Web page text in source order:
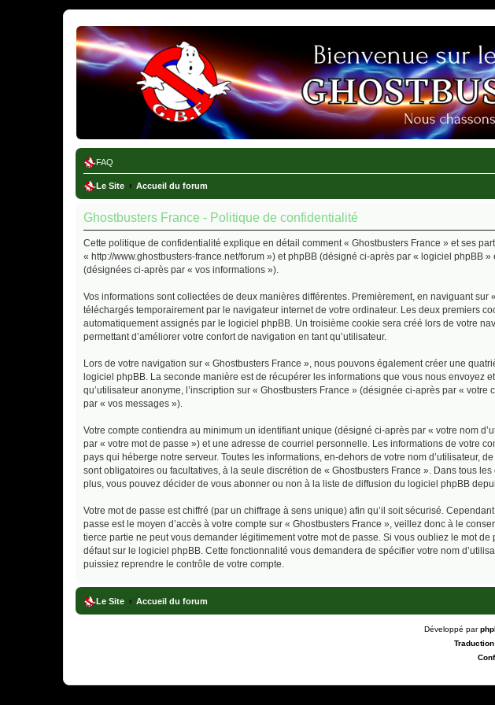
Ghostbusters France
FAQ
Le Site Accueil du forum
Ghostbusters France - Politique de confidentialité
Cette politique de confidentialité explique en détail comment « Ghostbusters France » et ses
« http://www.ghostbusters-france.net/forum ») et phpBB (désigné ci-après par « logiciel phpBB
(désignées ci-après par « vos informations »).
Vos informations sont collectées de deux manières différentes. Premièrement, en naviguant
téléchargés temporairement par le navigateur internet de votre ordinateur. Les deux premiers
automatiquement assignés par le logiciel phpBB. Un troisième cookie sera créé lors de votre
permettant d’améliorer votre confort de navigation en tant qu’utilisateur.
Lors de votre navigation sur « Ghostbusters France », nous pouvons également créer une
logiciel phpBB. La seconde manière est de récupérer les informations que vous nous
qu’utilisateur anonyme, l’inscription sur « Ghostbusters France » (désignée ci-après par «
par « vos messages »).
Votre compte contiendra au minimum un identifiant unique (désigné ci-après par « votre nom
par « votre mot de passe ») et une adresse de courriel personnelle. Les informations de votre
pays qui héberge notre serveur. Toutes les informations, en-dehors de votre nom d’utilisateur,
sont obligatoires ou facultatives, à la seule discrétion de « Ghostbusters France ». Dans tous
plus, vous pouvez décider de vous abonner ou non à la liste de diffusion du logiciel phpBB
Votre mot de passe est chiffré (par un chiffrage à sens unique) afin qu’il soit sécurisé.
passe est le moyen d’accès à votre compte sur « Ghostbusters France », veillez donc à le
tierce partie ne peut vous demander légitimement votre mot de passe. Si vous oubliez le mot
défaut sur le logiciel phpBB. Cette fonctionnalité vous demandera de spécifier votre nom
puissiez reprendre le contrôle de votre compte.
Le Site Accueil du forum
Développé par